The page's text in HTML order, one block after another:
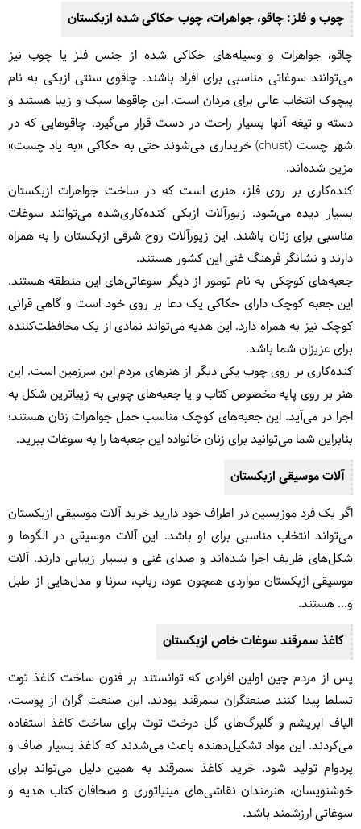
چوب و فلز: چاقو، جواهرات، چوب حکاکی شده ازبکستان
چاقو، جواهرات و وسیله‌های حکاکی شده از جنس فلز یا چوب نیز
می‌توانند سوغاتی مناسبی برای افراد باشند. چاقوی سنتی ازبکی به نام
پیچوک انتخاب عالی برای مردان است. این چاقوها سبک و زیبا هستند و
دسته و تیغه آنها بسیار راحت در دست قرار می‌گیرد. چاقوهایی که در
شهر چست (chust) خریداری می‌شوند حتی به حکاکی «به یاد چست»
مزین شده‌اند.
کنده‌کاری بر روی فلز، هنری است که در ساخت جواهرات ازبکستان
بسیار دیده می‌شود. زیورآلات ازبکی کنده‌کاری‌شده می‌توانند سوغات
مناسبی برای زنان باشند. این زیورآلات روح شرقی ازبکستان را به همراه
دارند و نشانگر فرهنگ غنی این کشور هستند.
جعبه‌های کوچکی به نام تومور از دیگر سوغاتی‌های این منطقه هستند.
این جعبه کوچک دارای حکاکی یک دعا بر روی خود است و گاهی قرانی
کوچک نیز به همراه دارد. این هدیه می‌تواند نمادی از یک محافظت‌کننده
برای عزیزان شما باشد.
کنده‌کاری بر روی چوب یکی دیگر از هنرهای مردم این سرزمین است. این
هنر بر روی پایه مخصوص کتاب و یا جعبه‌های چوبی به زیباترین شکل به
اجرا در می‌آید. این جعبه‌های کوچک مناسب حمل جواهرات زنان هستند؛
بنابراین شما می‌توانید برای زنان خانواده این جعبه‌ها را به سوغات ببرید.
آلات موسیقی ازبکستان
اگر یک فرد موزیسین در اطراف خود دارید خرید آلات موسیقی ازبکستان
می‌تواند انتخاب مناسبی برای او باشد. این آلات موسیقی در الگوها و
شکل‌های ظریف اجرا شده‌اند و صدای غنی و بسیار زیبایی دارند. آلات
موسیقی ازبکستان مواردی همچون عود، رباب، سرنا و مدل‌هایی از طبل
و... هستند.
کاغذ سمرقند سوغات خاص ازبکستان
پس از مردم چین اولین افرادی که توانستند بر فنون ساخت کاغذ توت
تسلط پیدا کنند صنعتگران سمرقند بودند. این صنعت گران از پوست،
الیاف ابریشم و گلبرگ‌های گل درخت توت برای ساخت کاغذ استفاده
می‌کردند. این مواد تشکیل‌دهنده باعث می‌شدند که کاغذ بسیار صاف و
پردوام تولید شود. خرید کاغذ سمرقند به همین دلیل می‌تواند برای
خوشنویسان، هنرمندان نقاشی‌های مینیاتوری و صحافان کتاب هدیه و
سوغاتی ارزشمند باشد.